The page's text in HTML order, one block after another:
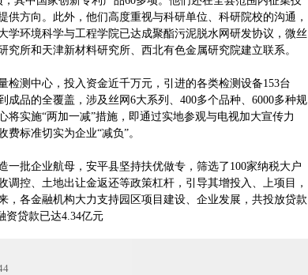
方向。此外，他们高度重视与科研单位、科研院校的沟通，
环境科学与工程学院已达成聚酯污泥脱水网研发协议，微丝
所和天津新材料研究所、西北有色金属研究院建立联系。
测中心，投入资金近千万元，引进的各类检测设备153台
品的全覆盖，涉及丝网6大系列、400多个品种、6000多种规
实施“两加一减”措施，即通过实地参观与电视加大宣传力
标准切实为企业“减负”。
批企业航母，安平县坚持扶优做专，筛选了100家纳税大户
控、土地出让金返还等政策杠杆，引导其增投入、上项目，
各金融机构大力支持园区项目建设、企业发展，共投放贷款
资贷款已达4.34亿元